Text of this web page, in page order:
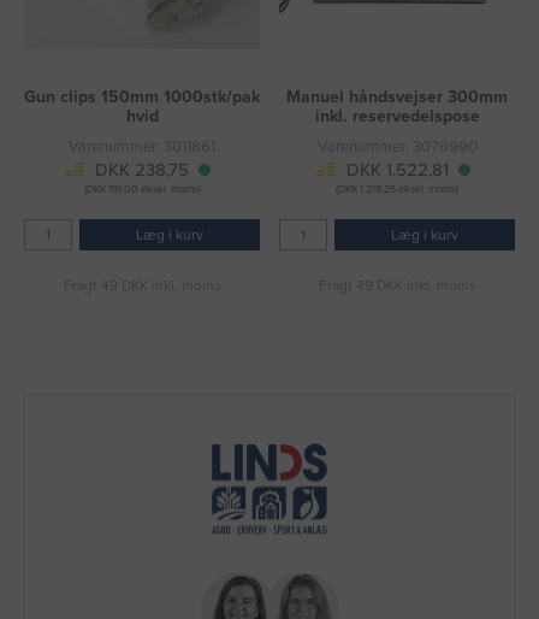
Gun clips 150mm 1000stk/pak
hvid
Varenummer: 3011861
DKK 238,75
(DKK 191,00 ekskl. moms)
Læg i kurv
Fragt 49 DKK inkl. moms
Manuel håndsvejser 300mm
inkl. reservedelspose
Varenummer: 3076990
DKK 1.522,81
(DKK 1.218,25 ekskl. moms)
Læg i kurv
Fragt 49 DKK inkl. moms